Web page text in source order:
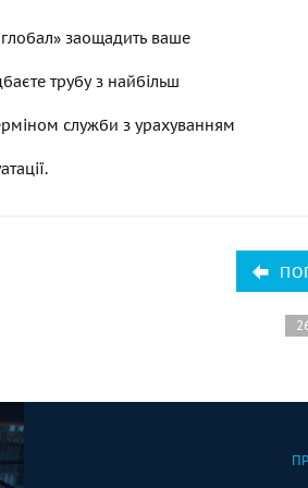
заощадить ваше
трубу з найбільш
служби з урахуванням